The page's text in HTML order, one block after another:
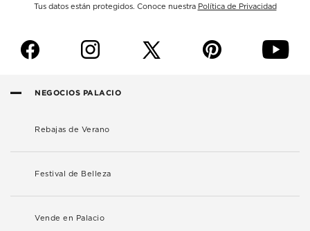
Tus datos están protegidos. Conoce nuestra Política de Privacidad
f i p y
NEGOCIOS PALACIO
Rebajas de Verano
Festival de Belleza
Vende en Palacio